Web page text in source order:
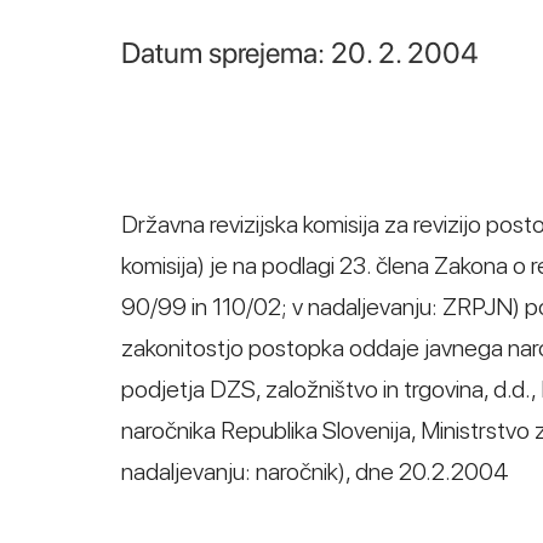
Datum sprejema: 20. 2. 2004
Državna revizijska komisija za revizijo
komisija) je na podlagi 23. člena Zakona
90/99 in 110/02; v nadaljevanju: ZRPJN)
zakonitostjo postopka oddaje javnega
podjetja DZS, založništvo in trgovina,
naročnika Republika Slovenija,
nadaljevanju: naročnik), dne 20.2.2004